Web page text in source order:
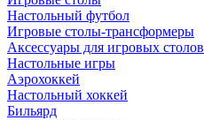
Настольный футбол
Игровые столы-трансформеры
Аксессуары для игровых столов
Настольные игры
Аэрохоккей
Настольный хоккей
Бильярд